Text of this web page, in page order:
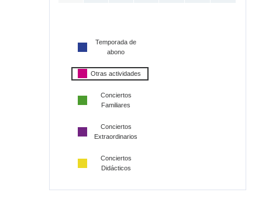
Temporada de
abono
Otras actividades
Conciertos
Familiares
Conciertos
Extraordinarios
Conciertos
Didácticos